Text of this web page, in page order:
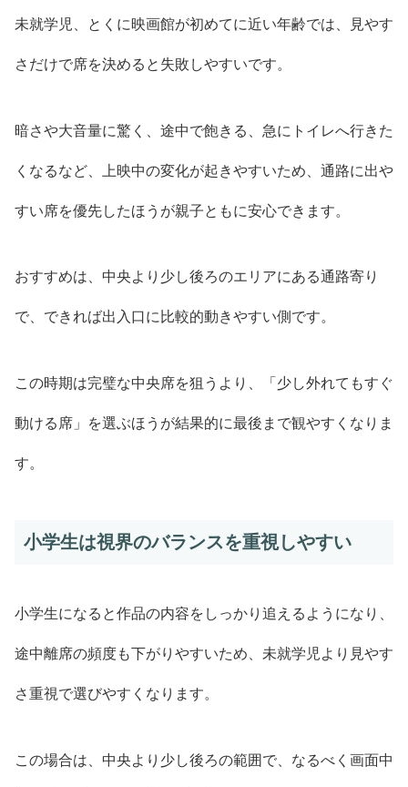
未就学児、とくに映画館が初めてに近い年齢では、見やす
さだけで席を決めると失敗しやすいです。
暗さや大音量に驚く、途中で飽きる、急にトイレへ行きた
くなるなど、上映中の変化が起きやすいため、通路に出や
すい席を優先したほうが親子ともに安心できます。
おすすめは、中央より少し後ろのエリアにある通路寄り
で、できれば出入口に比較的動きやすい側です。
この時期は完璧な中央席を狙うより、「少し外れてもすぐ
動ける席」を選ぶほうが結果的に最後まで観やすくなりま
す。
小学生は視界のバランスを重視しやすい
小学生になると作品の内容をしっかり追えるようになり、
途中離席の頻度も下がりやすいため、未就学児より見やす
さ重視で選びやすくなります。
この場合は、中央より少し後ろの範囲で、なるべく画面中